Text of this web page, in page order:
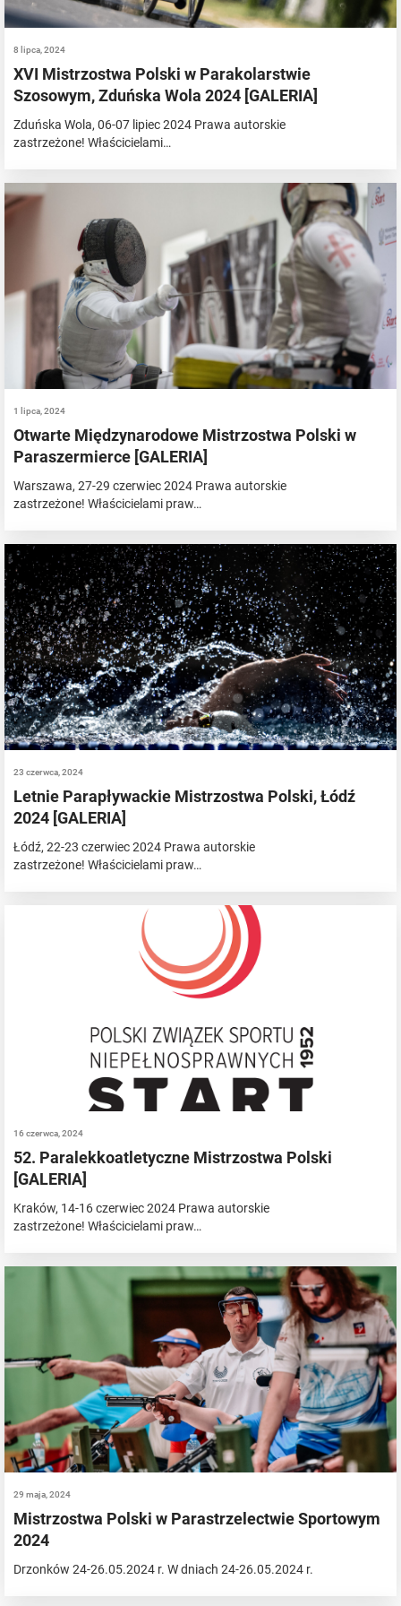
8 lipca, 2024
XVI Mistrzostwa Polski w Parakolarstwie
Szosowym, Zduńska Wola 2024 [GALERIA]
Zduńska Wola, 06-07 lipiec 2024 Prawa autorskie
zastrzeżone! Właścicielami…
1 lipca, 2024
Otwarte Międzynarodowe Mistrzostwa Polski w
Paraszermierce [GALERIA]
Warszawa, 27-29 czerwiec 2024 Prawa autorskie
zastrzeżone! Właścicielami praw…
23 czerwca, 2024
Letnie Parapływackie Mistrzostwa Polski, Łódź
2024 [GALERIA]
Łódź, 22-23 czerwiec 2024 Prawa autorskie
zastrzeżone! Właścicielami praw…
16 czerwca, 2024
52. Paralekkoatletyczne Mistrzostwa Polski
[GALERIA]
Kraków, 14-16 czerwiec 2024 Prawa autorskie
zastrzeżone! Właścicielami praw…
29 maja, 2024
Mistrzostwa Polski w Parastrzelectwie Sportowym
2024
Drzonków 24-26.05.2024 r. W dniach 24-26.05.2024 r.